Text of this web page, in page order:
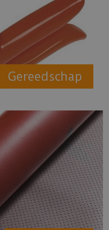
Gereedschap